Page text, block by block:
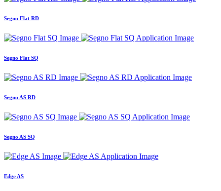
Segno Flat RD
Segno Flat SQ
Segno AS RD
Segno AS SQ
Edge AS